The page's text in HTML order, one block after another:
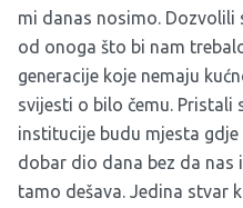
mi danas nosimo. Dozvolili
od onoga što bi nam
generacije koje nemaju
svijesti o bilo čemu. Pristali
institucije budu mjesta gdje
dobar dio dana bez da nas
tamo dešava. Jedina stvar